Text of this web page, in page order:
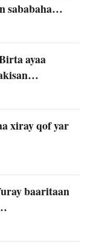
sababaha…
ayaa
xiray qof yar
baaritaan